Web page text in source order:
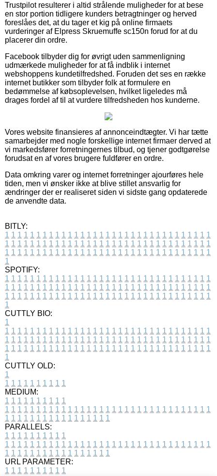
Trustpilot resulterer i altid strålende muligheder for at bese
en stor portion tidligere kunders betragtninger og herved
foreslåes det, at du tager et kig på online firmaets
vurderinger af Elpress Skruemuffe sc150n forud for at du
placerer din ordre.
Facebook tilbyder dig for øvrigt uden sammenligning
udmærkede muligheder for at få indblik i internet
webshoppens kundetilfredshed. Foruden det ses en række
internet butikker som tilbyder folk at formulere en
bedømmelse af købsoplevelsen, hvilket ligeledes må
drages fordel af til at vurdere tilfredsheden hos kunderne.
Vores website finansieres af annonceindtægter. Vi har tætte
samarbejder med nogle forskellige internet firmaer derved at
vi markedsfører forretningernes tilbud, og tjener godtgørelse
forudsat en af vores brugere fuldfører en ordre.
Data omkring varer og internet forretninger ajourføres hele
tiden, men vi ønsker ikke at blive stillet ansvarlig for
ændringer der er realiseret siden vi sidste gang opdaterede
de anvendte data.
BITLY:
1 1 1 1 1 1 1 1 1 1 1 1 1 1 1 1 1 1 1 1 1 1 1 1 1 1 1 1 1 1 1 1 1
1 1 1 1 1 1 1 1 1 1 1 1 1 1 1 1 1 1 1 1 1 1 1 1 1 1 1 1 1 1 1 1 1
1 1 1 1 1 1 1 1 1 1 1 1 1 1 1 1 1 1 1 1 1 1 1 1 1 1 1 1 1 1 1 1 1
1
SPOTIFY:
1 1 1 1 1 1 1 1 1 1 1 1 1 1 1 1 1 1 1 1 1 1 1 1 1 1 1 1 1 1 1 1 1
1 1 1 1 1 1 1 1 1 1 1 1 1 1 1 1 1 1 1 1 1 1 1 1 1 1 1 1 1 1 1 1 1
1 1 1 1 1 1 1 1 1 1 1 1 1 1 1 1 1 1 1 1 1 1 1 1 1 1 1 1 1 1 1 1 1
1
CUTTLY BIO:
1
1 1 1 1 1 1 1 1 1 1 1 1 1 1 1 1 1 1 1 1 1 1 1 1 1 1 1 1 1 1 1 1 1
1 1 1 1 1 1 1 1 1 1 1 1 1 1 1 1 1 1 1 1 1 1 1 1 1 1 1 1 1 1 1 1 1
1 1 1 1 1 1 1 1 1 1 1 1 1 1 1 1 1 1 1 1 1 1 1 1 1 1 1 1 1 1 1 1 1
1
CUTTLY OLD:
1
1 1 1 1 1 1 1 1 1 1
MEDIUM:
1 1 1 1 1 1 1 1 1 1
1 1 1 1 1 1 1 1 1 1 1 1 1 1 1 1 1 1 1 1 1 1 1 1 1 1 1 1 1 1 1 1 1
1 1 1 1 1 1 1 1 1 1 1 1 1 1 1 1 1
PARALLELS:
1 1 1 1 1 1 1 1 1 1
1 1 1 1 1 1 1 1 1 1 1 1 1 1 1 1 1 1 1 1 1 1 1 1 1 1 1 1 1 1 1 1 1
1 1 1 1 1 1 1 1 1 1 1 1 1 1 1 1 1
URL PARAMETER:
1 1 1 1 1 1 1 1 1 1